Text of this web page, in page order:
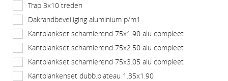
Trap 3x10 treden
Dakrandbeveiliging aluminium p/m1
Kantplankset scharnierend 75x1.90 alu compleet
Kantplankset scharnierend 75x2.50 alu compleet
Kantplankset scharnierend 75x3.05 alu compleet
Kantplankenset dubb.plateau 1.35x1.90